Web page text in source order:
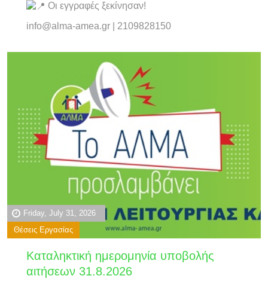
Οι εγγραφές ξεκίνησαν!
info@alma-amea.gr | 2109828150
Friday, July 31, 2026
Θέσεις Εργασίας
Καταληκτική ημερομηνία υποβολής
αιτήσεων 31.8.2026